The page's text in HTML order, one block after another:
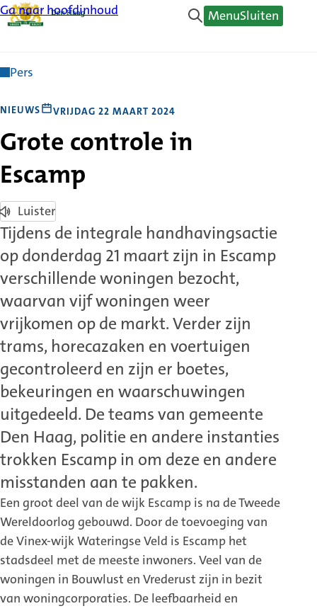
Ga naar hoofdinhoud MenuSluiten
Pers
NIEUWS VRIJDAG 22 MAART 2024
Grote controle in
Escamp
Luister
Tijdens de integrale handhavingsactie
op donderdag 21 maart zijn in Escamp
verschillende woningen bezocht,
waarvan vijf woningen weer
vrijkomen op de markt. Verder zijn
trams, horecazaken en voertuigen
gecontroleerd en zijn er boetes,
bekeuringen en waarschuwingen
uitgedeeld. De teams van gemeente
Den Haag, politie en andere instanties
trokken Escamp in om deze en andere
misstanden aan te pakken.
Een groot deel van de wijk Escamp is na de Tweede
Wereldoorlog gebouwd. Door de toevoeging van
de Vinex-wijk Wateringse Veld is Escamp het
stadsdeel met de meeste inwoners. Veel van de
woningen in Bouwlust en Vrederust zijn in bezit
van woningcorporaties. De leefbaarheid en